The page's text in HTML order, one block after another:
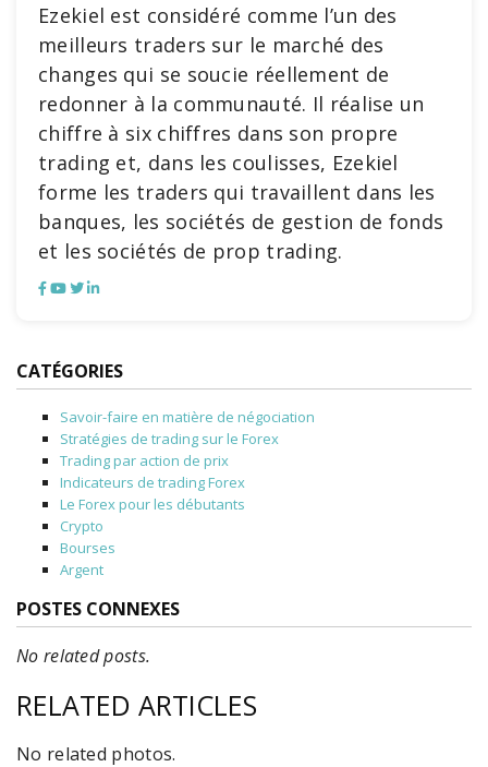
Ezekiel est considéré comme l’un des
meilleurs traders sur le marché des
changes qui se soucie réellement de
redonner à la communauté. Il réalise un
chiffre à six chiffres dans son propre
trading et, dans les coulisses, Ezekiel
forme les traders qui travaillent dans les
banques, les sociétés de gestion de fonds
et les sociétés de prop trading.
CATÉGORIES
Savoir-faire en matière de négociation
Stratégies de trading sur le Forex
Trading par action de prix
Indicateurs de trading Forex
Le Forex pour les débutants
Crypto
Bourses
Argent
POSTES CONNEXES
No related posts.
RELATED ARTICLES
No related photos.